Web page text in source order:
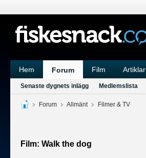
Hem Forum Film Artiklar
Senaste dygnets inlägg Medlemslista
Forum Allmänt Filmer & TV
Film: Walk the dog